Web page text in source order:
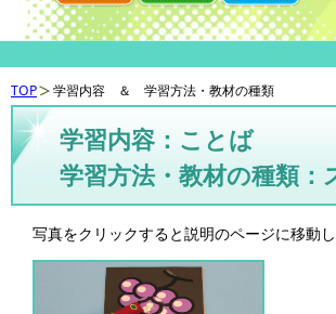
TOP 学習内容 ＆ 学習方法・教材の種類
学習内容：ことば
学習方法・教材の種類：
写真をクリックすると説明のページに移動